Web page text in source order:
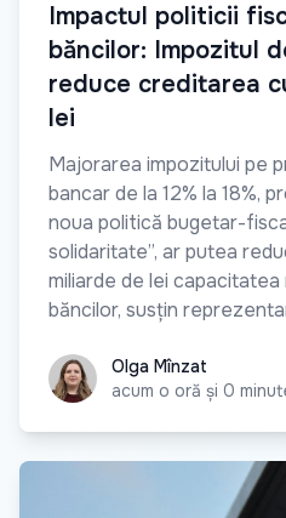
Impactul politicii
băncilor: Impozitul
reduce creditarea
lei
Majorarea impozitului pe
bancar de la 12% la 18%,
noua politică bugetar-
solidaritate”, ar putea
miliarde de lei
băncilor, susțin
Olga MînzatOlga Mînzat
acum o oră și 0